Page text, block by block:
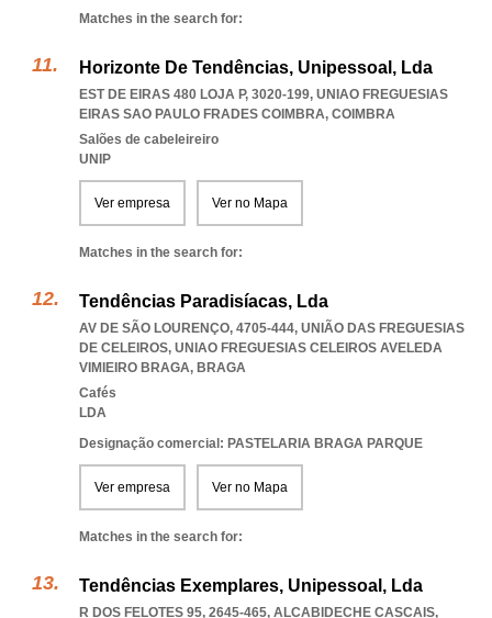
Matches in the search for:
Horizonte De Tendências, Unipessoal, Lda
EST DE EIRAS 480 LOJA P, 3020-199, UNIAO FREGUESIAS
EIRAS SAO PAULO FRADES COIMBRA, COIMBRA
Salões de cabeleireiro
UNIP
Ver empresa Ver no Mapa
Matches in the search for:
Tendências Paradisíacas, Lda
AV DE SÃO LOURENÇO, 4705-444, UNIÃO DAS FREGUESIAS
DE CELEIROS, UNIAO FREGUESIAS CELEIROS AVELEDA
VIMIEIRO BRAGA, BRAGA
Cafés
LDA
Designação comercial: PASTELARIA BRAGA PARQUE
Ver empresa Ver no Mapa
Matches in the search for:
Tendências Exemplares, Unipessoal, Lda
R DOS FELOTES 95, 2645-465, ALCABIDECHE CASCAIS,